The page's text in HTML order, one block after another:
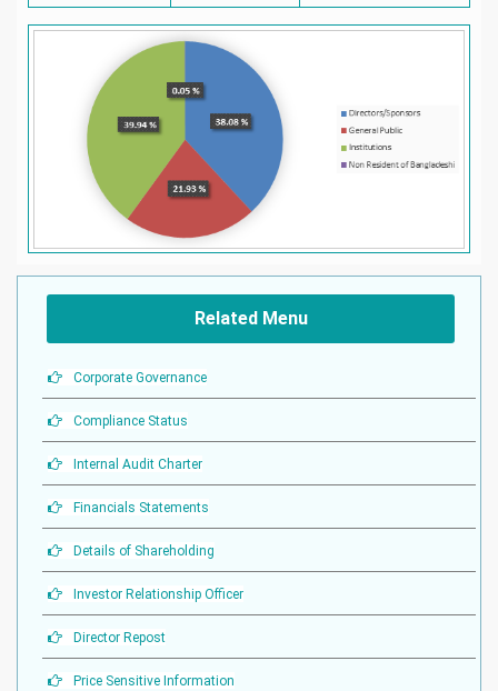
Related Menu
Corporate Governance
Compliance Status
Internal Audit Charter
Financials Statements
Details of Shareholding
Investor Relationship Officer
Director Repost
Price Sensitive Information